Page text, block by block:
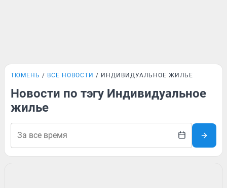
ТЮМЕНЬ ВСЕ НОВОСТИ ИНДИВИДУАЛЬНОЕ ЖИЛЬЕ
Новости по тэгу Индивидуальное
жилье